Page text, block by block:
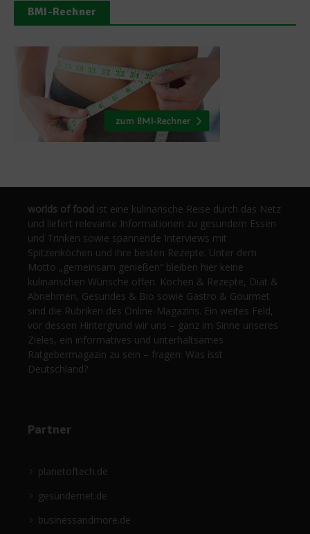
BMI-Rechner
worlds of food ist eine kulinarische Reise durch das Netz
und liefert relevante Informationen zu gesundem Essen
und Trinken sowie spannende Interviews mit
Spitzenköchen und ihre besten Rezepte. Unter dem
Motto „gemeinsam genießen“ bleiben hier keine
kulinarischen Wünsche offen. Kochen & Rezepte, Diät &
Abnehmen, Gesundes & Bio sowie Gastro & Gourmet
sind die Rubriken des Online-Magazins. Ein weites Feld,
vor dessen Hintergrund wir uns – ganz im Sinne unseres
Zieles, ein informatives und unterhaltsames
Ratgebermagazin zu sein – fragen: Was isst
Deutschland?
Partner
planetoftech.de
gesündernet.de
businessandmore.de